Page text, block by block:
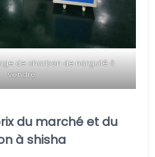
de charbon de narguilé à
vendre
du marché et du
à shisha